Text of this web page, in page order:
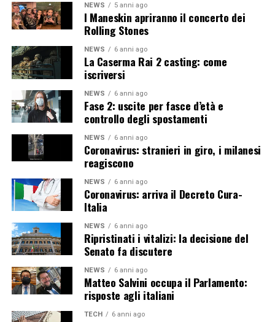
NEWS 5 anni ago
I Maneskin apriranno il concerto dei
Rolling Stones
NEWS 6 anni ago
La Caserma Rai 2 casting: come
iscriversi
NEWS 6 anni ago
Fase 2: uscite per fasce d’età e
controllo degli spostamenti
NEWS 6 anni ago
Coronavirus: stranieri in giro, i milanesi
reagiscono
NEWS 6 anni ago
Coronavirus: arriva il Decreto Cura-
Italia
NEWS 6 anni ago
Ripristinati i vitalizi: la decisione del
Senato fa discutere
NEWS 6 anni ago
Matteo Salvini occupa il Parlamento:
risposte agli italiani
TECH 6 anni ago